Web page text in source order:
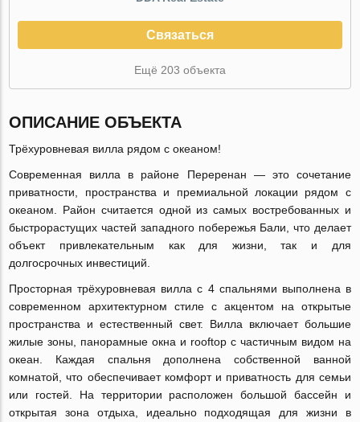
Связаться
Ещё 203 объекта
ОПИСАНИЕ ОБЪЕКТА
Трёхуровневая вилла рядом с океаном!
Современная вилла в районе Переренан — это сочетание
приватности, пространства и премиальной локации рядом с
океаном. Район считается одной из самых востребованных и
быстрорастущих частей западного побережья Бали, что делает
объект привлекательным как для жизни, так и для
долгосрочных инвестиций.
Просторная трёхуровневая вилла с 4 спальнями выполнена в
современном архитектурном стиле с акцентом на открытые
пространства и естественный свет. Вилла включает большие
жилые зоны, панорамные окна и rooftop с частичным видом на
океан. Каждая спальня дополнена собственной ванной
комнатой, что обеспечивает комфорт и приватность для семьи
или гостей. На территории расположен большой бассейн и
открытая зона отдыха, идеально подходящая для жизни в